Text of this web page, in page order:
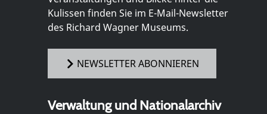
Kulissen finden Sie im E-Mail-Newsletter
des Richard Wagner Museums.
NEWSLETTER ABONNIEREN
Verwaltung und Nationalarchiv